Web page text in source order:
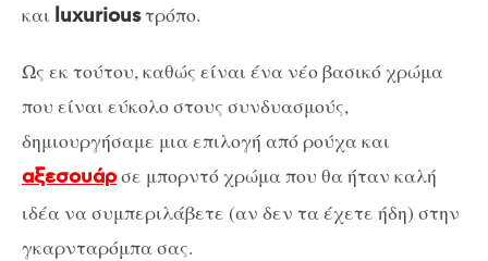
και luxuriousτρόπο.
Ως εκ τούτου, καθώς είναι ένα νέο βασικό χρώμα
που είναι εύκολο στους συνδυασμούς,
δημιουργήσαμε μια επιλογή από ρούχα και
αξεσουάρσε μπορντό χρώμα που θα ήταν καλή
ιδέα να συμπεριλάβετε (αν δεν τα έχετε ήδη) στην
γκαρνταρόμπα σας.